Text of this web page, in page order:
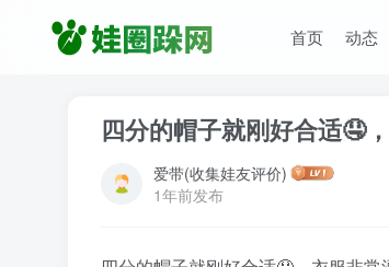
首页 动态
四分的帽子就刚好合适🤤
爱带(收集娃友评价)
1年前发布